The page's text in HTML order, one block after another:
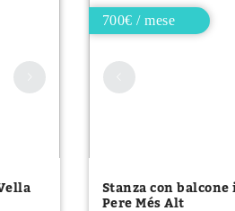
700€ / mese
Stanza con balcone
Pere Més Alt